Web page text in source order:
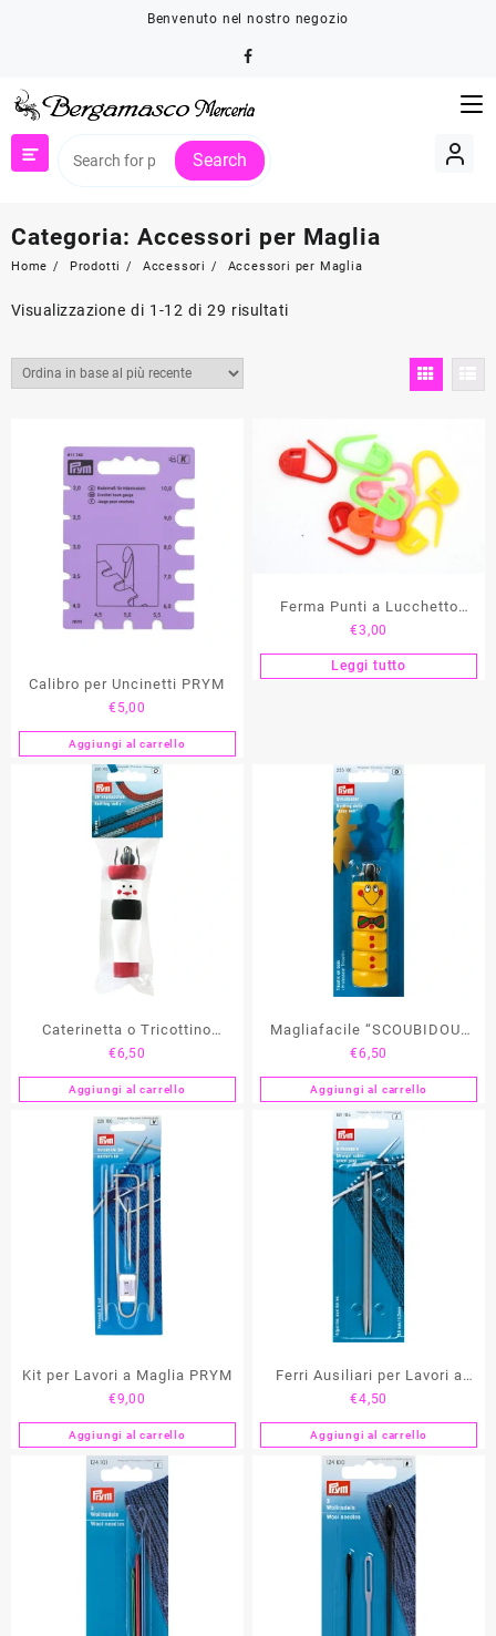
Benvenuto nel nostro negozio
Search
Categoria: Accessori per Maglia
Home Prodotti Accessori Accessori per Maglia
Visualizzazione di 1-12 di 29 risultatiOrdina
recente
Calibro per Uncinetti PRYM
€ 5,00
Aggiungi al carrello
Ferma Punti a Lucchetto
SMIX
€3,00
Leggi tutto
Caterinetta o Tricottino
“Bambolina” PRYM
€6,50
Aggiungi al carrello
Magliafacile “SCOUBIDOU”
PRYM
€6,50
Aggiungi al carrello
Kit per Lavori a Maglia PRYM
€9,00
Aggiungi al carrello
Ferri Ausiliari per Lavori a
Maglia PRYM
€4,50
Aggiungi al carrello